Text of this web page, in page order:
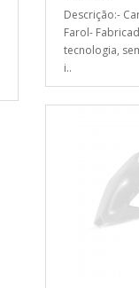
Descrição:-
Farol-
tecnologia,
i..